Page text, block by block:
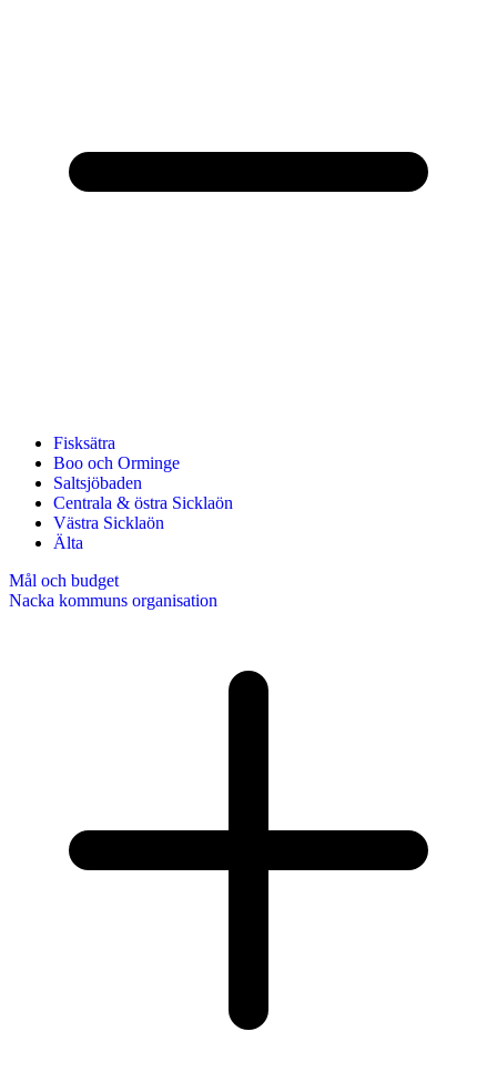
Fisksätra
Boo och Orminge
Saltsjöbaden
Centrala & östra Sicklaön
Västra Sicklaön
Älta
Mål och budget
Nacka kommuns organisation